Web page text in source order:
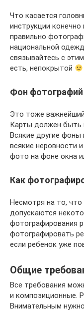
Что касается
инструкции
правильно
национальной
связывайтесь с
есть, непокрытой
Фон фотографий
Это тоже
Карты должен быть
Всякие другие фоны
всякие неровности
фото на фоне окна
Как
Несмотря на то, что
допускаются
фотографирования
фотографировать
если ребенок уже
Общие
Все требования
и композиционные.
Внимательным